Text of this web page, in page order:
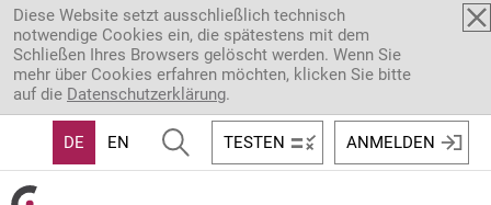
Direkt zum Inhalt
Diese Website setzt ausschließlich technisch
notwendige Cookies ein, die spätestens mit dem
Schließen Ihres Browsers gelöscht werden. Wenn Sie
mehr über Cookies erfahren möchten, klicken Sie bitte
auf die Datenschutzerklärung.
DE EN TESTEN ANMELDEN